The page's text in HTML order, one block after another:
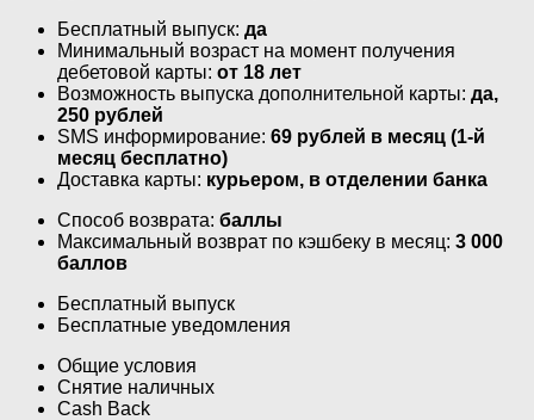
Бесплатный выпуск: да
Минимальный возраст на момент получения
дебетовой карты: от 18 лет
Возможность выпуска дополнительной карты: да,
250 рублей
SMS информирование: 69 рублей в месяц (1-й
месяц бесплатно)
Доставка карты: курьером, в отделении банка
Способ возврата: баллы
Максимальный возврат по кэшбеку в месяц: 3 000
баллов
Бесплатный выпуск
Бесплатные уведомления
Общие условия
Снятие наличных
Cash Back